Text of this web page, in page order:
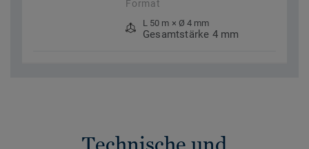
Format
L 50 m × Ø 4 mm
Gesamtstärke 4 mm